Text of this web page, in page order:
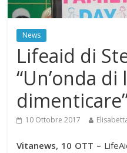
News
Lifeaid di
“Un’onda
10 Ottobre 2017
Vitanews, 10 OTT –